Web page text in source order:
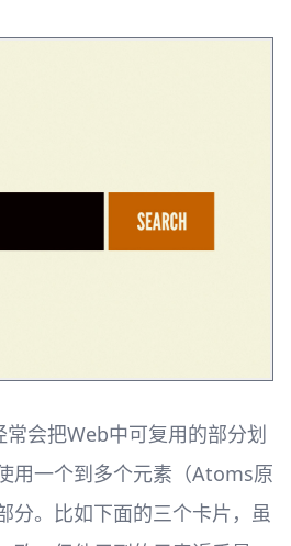
常会把Web中可复用的部分划
用一个到多个元素（Atoms原
分。比如下面的三个卡片，虽